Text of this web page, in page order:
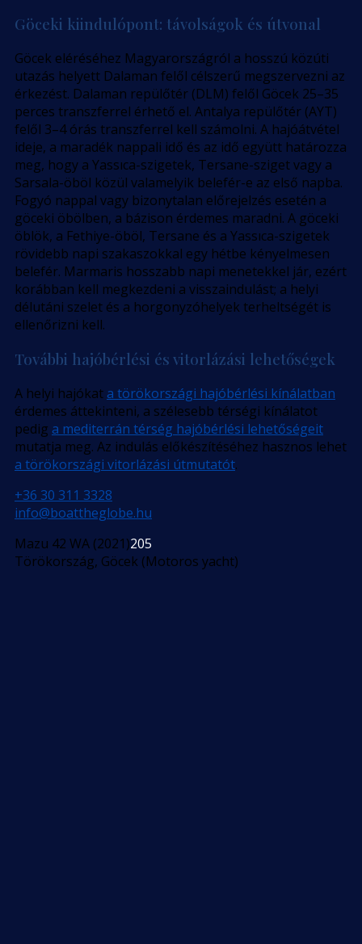
Göceki kiindulópont: távolságok és útvonal
Göcek eléréséhez Magyarországról a hosszú közúti
utazás helyett Dalaman felől célszerű megszervezni az
érkezést. Dalaman repülőtér (DLM) felől Göcek 25–35
perces transzferrel érhető el. Antalya repülőtér (AYT)
felől 3–4 órás transzferrel kell számolni. A hajóátvétel
ideje, a maradék nappali idő és az idő együtt határozza
meg, hogy a Yassıca-szigetek, Tersane-sziget vagy a
Sarsala-öböl közül valamelyik belefér-e az első napba.
Fogyó nappal vagy bizonytalan előrejelzés esetén a
göceki öbölben, a bázison érdemes maradni. A göceki
öblök, a Fethiye-öböl, Tersane és a Yassıca-szigetek
rövidebb napi szakaszokkal egy hétbe kényelmesen
belefér. Marmaris hosszabb napi menetekkel jár, ezért
korábban kell megkezdeni a visszaindulást; a helyi
délutáni szelet és a horgonyzóhelyek terheltségét is
ellenőrizni kell.
További hajóbérlési és vitorlázási lehetőségek
A helyi hajókata törökországi hajóbérlési kínálatban
érdemes áttekinteni, a szélesebb térségi kínálatot
pedig a mediterrán térség hajóbérlési lehetőségeit
mutatja meg. Az indulás előkészítéséhez hasznos lehet
a törökországi vitorlázási útmutatót.
+36 30 311 3328
info@boattheglobe.hu
Mazu 42 WA (2021)205
Törökország, Göcek (Motoros yacht)